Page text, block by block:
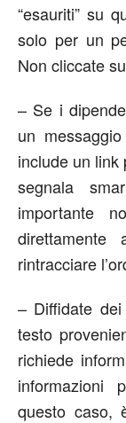
“esauriti” su
solo per un
Non cliccate
– Se i
un
include un link
segnala
importante
rintracciare
– Diffidate
testo
richiede
informazioni
questo caso,